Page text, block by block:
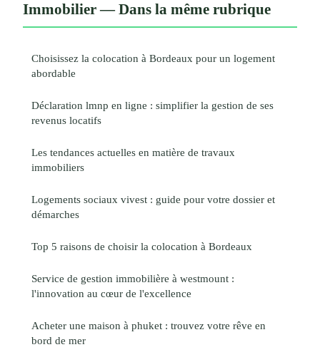
Immobilier — Dans la même rubrique
Choisissez la colocation à Bordeaux pour un logement
abordable
Déclaration lmnp en ligne : simplifier la gestion de ses
revenus locatifs
Les tendances actuelles en matière de travaux
immobiliers
Logements sociaux vivest : guide pour votre dossier et
démarches
Top 5 raisons de choisir la colocation à Bordeaux
Service de gestion immobilière à westmount :
l'innovation au cœur de l'excellence
Acheter une maison à phuket : trouvez votre rêve en
bord de mer